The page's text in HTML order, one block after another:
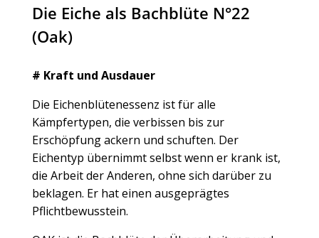
Die Eiche als Bachblüte N°22
(Oak)
# Kraft und Ausdauer
Die Eichenblütenessenz ist für alle
Kämpfertypen, die verbissen bis zur
Erschöpfung ackern und schuften. Der
Eichentyp übernimmt selbst wenn er krank ist,
die Arbeit der Anderen, ohne sich darüber zu
beklagen. Er hat einen ausgeprägtes
Pflichtbewusstein.